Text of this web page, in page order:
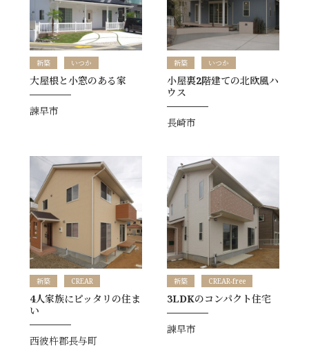
新築 いつか
大屋根と小窓のある家
諫早市
新築 いつか
小屋裏2階建ての北欧風ハ
ウス
長崎市
新築 CREAR
4人家族にピッタリの住ま
い
西彼杵郡長与町
新築 CREAR-free
3LDKのコンパクト住宅
諫早市